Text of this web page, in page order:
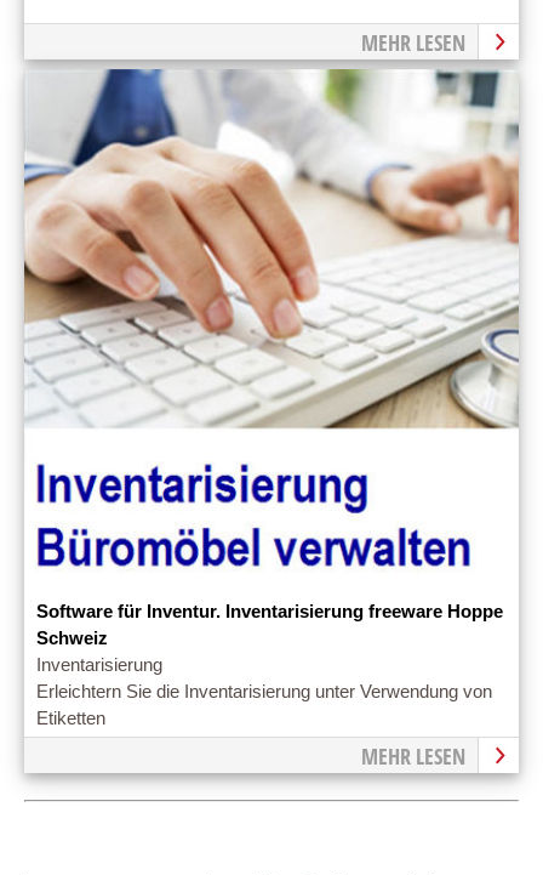
MEHR LESEN
Software für Inventur. Inventarisierung freeware Hoppe
Schweiz
Inventarisierung
Erleichtern Sie die Inventarisierung unter Verwendung von
Etiketten
MEHR LESEN